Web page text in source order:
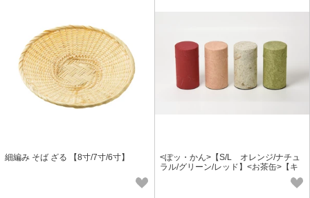
細編み そば ざる 【8寸/7寸/6寸】
<ぽッ・かん>【S/L オレンジ/ナチュ
ラル/グリーン/レッド】<お茶缶>【キ